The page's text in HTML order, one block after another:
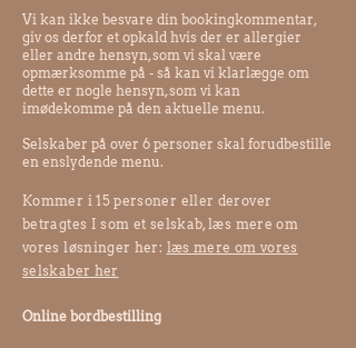
Vi kan ikke besvare din bookingkommentar,
giv os derfor et opkald hvis der er allergier
eller andre hensyn, som vi skal være
opmærksomme på - så kan vi klarlægge om
dette er nogle hensyn, som vi kan
imødekomme på den aktuelle menu.
Selskaber på over 6 personer skal forudbestille
en enslydende menu.
Kommer i 15 personer eller derover
betragtes I som et selskab, læs mere om
vores løsninger her: læs mere om vores
selskaber her
Online bordbestilling